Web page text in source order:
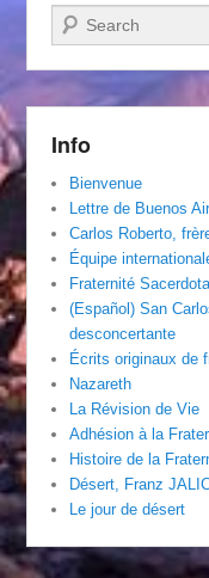
Recherche
Info
Bienvenue
Lettre de Buenos
Carlos Roberto,
Équipe
Fraternité
(Español) San
desconcertante
Écrits originaux de
Nazareth
La Révision de Vie
Adhésion à la
Histoire de la
Désert, Franz
Le jour de désert